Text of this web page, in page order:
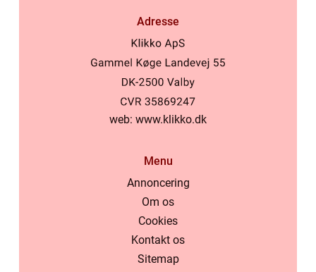
Adresse
web: www.klikko.dk
Menu
Annoncering
Om os
Cookies
Kontakt os
Sitemap